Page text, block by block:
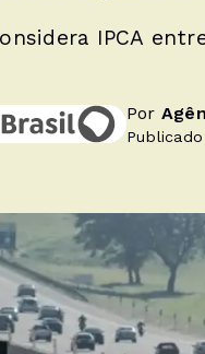
IPCA
Por